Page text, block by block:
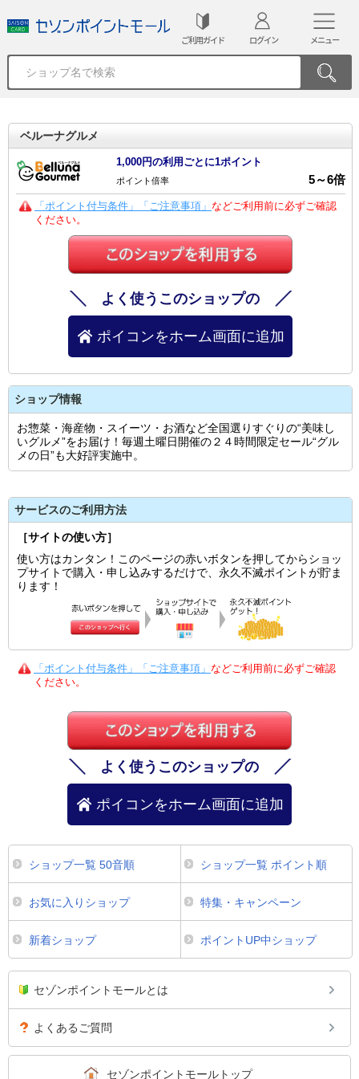
ご利用ガイド ログイン メニュー
ベルーナグルメ
1,000円の利用ごとに1ポイント
ポイント倍率 5～6倍
「ポイント付与条件」「ご注意事項」 などご利用前に必ずご確認
ください。
よく使うこのショップの
ポイコンをホーム画面に追加
ショップ情報
お惣菜・海産物・スイーツ・お酒など全国選りすぐりの“美味し
いグルメ”をお届け！毎週土曜日開催の２４時間限定セール“グル
メの日”も大好評実施中。
サービスのご利用方法
［サイトの使い方］
使い方はカンタン！このページの赤いボタンを押してからショッ
プサイトで購入・申し込みするだけで、永久不滅ポイントが貯ま
ります！
「ポイント付与条件」「ご注意事項」 などご利用前に必ずご確認
ください。
よく使うこのショップの
ポイコンをホーム画面に追加
ショップ一覧 50音順 ショップ一覧 ポイント順
お気に入りショップ 特集・キャンペーン
新着ショップ ポイントUP中ショップ
セゾンポイントモールとは
よくあるご質問
セゾンポイントモールトップ